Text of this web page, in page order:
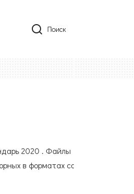
Поиск
2020 . Файлы
в форматах cdr,